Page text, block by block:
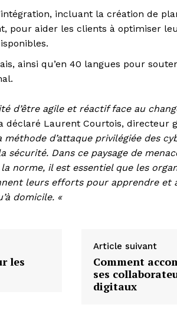
incluant la création de
pour aider les clients à optimiser
ainsi qu’en 40 langues pour
d’être agile et réactif face au
déclaré Laurent Courtois, directeur
méthode d’attaque privilégiée des
Dans ce paysage de
norme, il est essentiel que les
leurs efforts pour apprendre et
domicile. «
les
Article suivant
Comment
ses
digitaux